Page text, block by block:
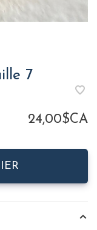
7
24,00$CA